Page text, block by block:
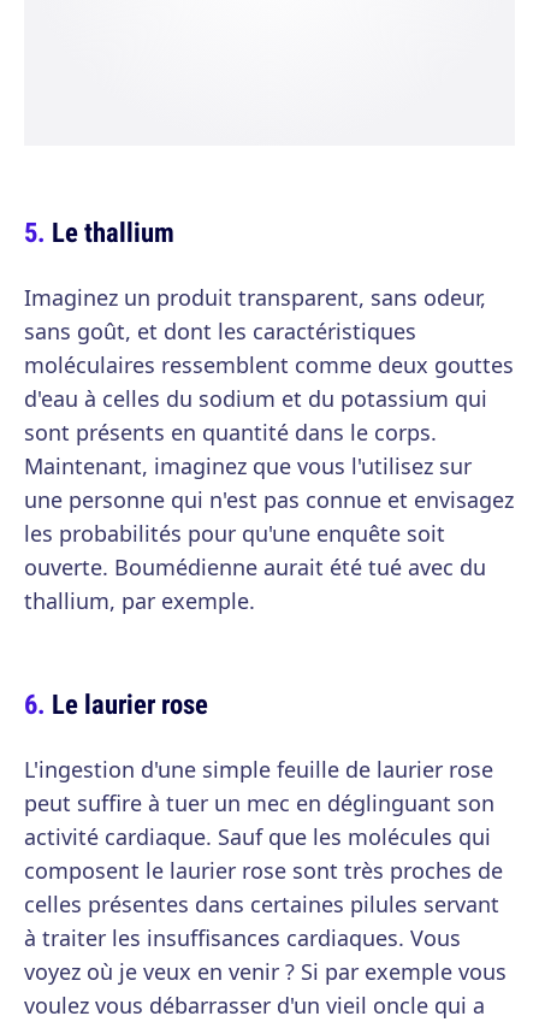
Le thallium
Imaginez un produit transparent, sans odeur,
sans goût, et dont les caractéristiques
moléculaires ressemblent comme deux gouttes
d'eau à celles du sodium et du potassium qui
sont présents en quantité dans le corps.
Maintenant, imaginez que vous l'utilisez sur
une personne qui n'est pas connue et envisagez
les probabilités pour qu'une enquête soit
ouverte. Boumédienne aurait été tué avec du
thallium, par exemple.
Le laurier rose
L'ingestion d'une simple feuille de laurier rose
peut suffire à tuer un mec en déglinguant son
activité cardiaque. Sauf que les molécules qui
composent le laurier rose sont très proches de
celles présentes dans certaines pilules servant
à traiter les insuffisances cardiaques. Vous
voyez où je veux en venir ? Si par exemple vous
voulez vous débarrasser d'un vieil oncle qui a